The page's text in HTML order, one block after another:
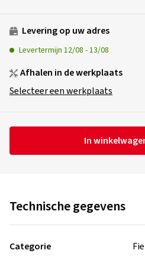
Levering op uw adres
Levertermijn 12/08 -13/08
Afhalen in de werkplaats
Selecteer een werkplaats
In
Technische gegevens
Categorie